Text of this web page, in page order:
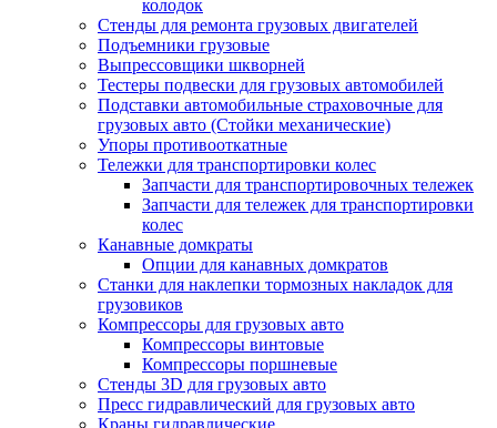
колодок
Стенды для ремонта грузовых двигателей
Подъемники грузовые
Выпрессовщики шкворней
Тестеры подвески для грузовых автомобилей
Подставки автомобильные страховочные для
грузовых авто (Стойки механические)
Упоры противооткатные
Тележки для транспортировки колес
Запчасти для транспортировочных тележек
Запчасти для тележек для транспортировки
колес
Канавные домкраты
Опции для канавных домкратов
Станки для наклепки тормозных накладок для
грузовиков
Компрессоры для грузовых авто
Компрессоры винтовые
Компрессоры поршневые
Стенды 3D для грузовых авто
Пресс гидравлический для грузовых авто
Краны гидравлические